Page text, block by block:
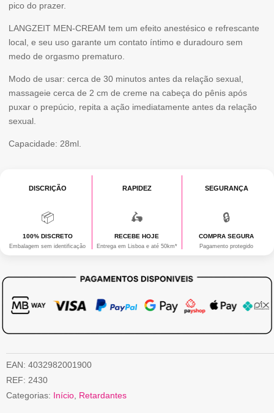
pico do prazer.
LANGZEIT MEN-CREAM tem um efeito anestésico e refrescante
local, e seu uso garante um contato íntimo e duradouro sem
medo de orgasmo prematuro.
Modo de usar: cerca de 30 minutos antes da relação sexual,
massageie cerca de 2 cm de creme na cabeça do pênis após
puxar o prepúcio, repita a ação imediatamente antes da relação
sexual.
Capacidade: 28ml.
DISCRIÇÃO
📦
100% DISCRETO
Embalagem sem identificação
RAPIDEZ
🛵
RECEBE HOJE
Entrega em Lisboa e até 50km*
SEGURANÇA
🔒
COMPRA SEGURA
Pagamento protegido
EAN: 4032982001900
REF: 2430
Categorias: Início Retardantes